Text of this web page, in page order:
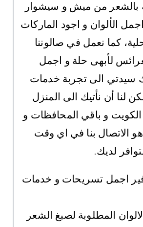
بالشعر من ميش و سيشوار
الألوان و اجود الماركات
كما نعمل في صالوننا
لأبهى حلة و اجمل
سيدتي الى تجربة خدمات
لنا أن نأتيك الى المنزل
الكويت و باقي المحافظات و
الاتصال بنا في اي وقت
لديك.
اجمل تسريحات و خدمات
المطلوبة لصبغ الشعر